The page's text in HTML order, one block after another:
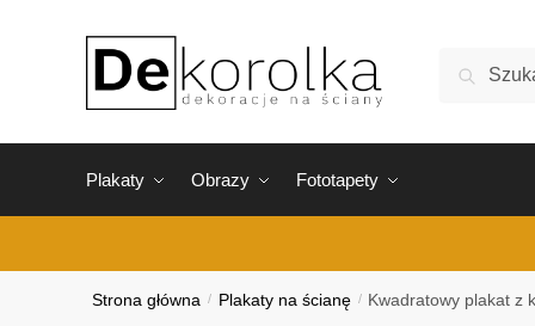
Szukaj
Plakaty Obrazy Fototapety
Strona główna / Plakaty na ścianę / Kwadratowy plakat z